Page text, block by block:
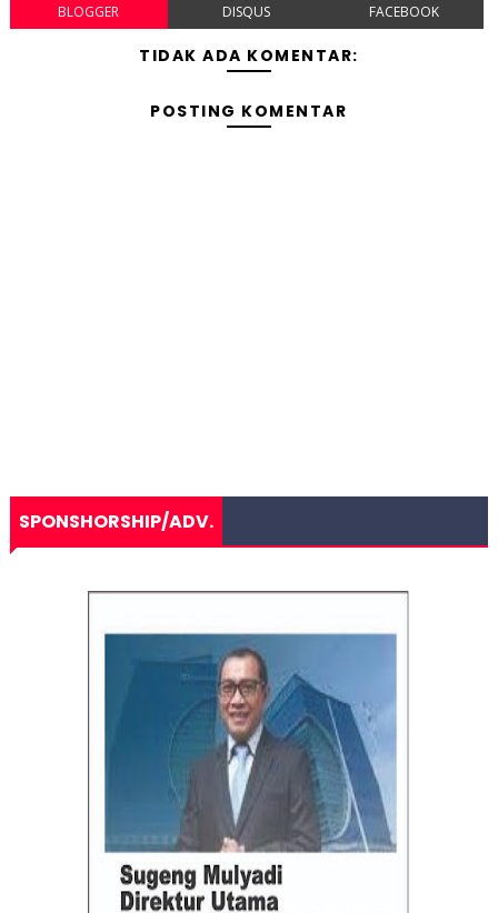
BLOGGER DISQUS FACEBOOK
TIDAK ADA KOMENTAR:
POSTING KOMENTAR
SPONSHORSHIP/ADV.